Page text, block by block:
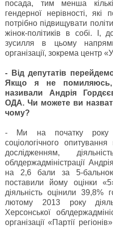
посада, тим менша
гендерної нерівності,
потрібно підвищувати
жінок-політиків в собі. І,
зусилля в цьому
організації, зокрема центр
- Від депутатів
Якщо я не
називали Андрія
ОДА. Чи можете ви
чому?
- Ми на початку року
соціологічного
дослідженням,
облдержадміністрації
на 2,6 бали за 5-
поставили йому оцінки
діяльність оцінили
лютому 2013 року
Херсонської
організації «Партії